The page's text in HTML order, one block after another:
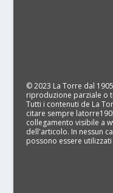
© 2023 La Torre dal
riproduzione parziale o
Tutti i contenuti de La
citare sempre
collegamento visibile a
dell'articolo. In nessun
possono essere